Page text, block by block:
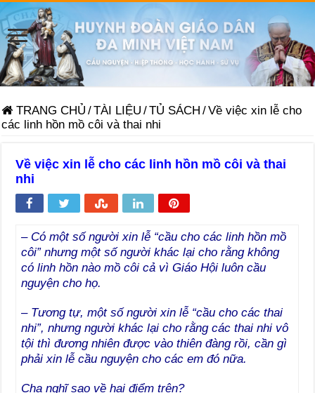
TRANG CHỦ /TÀI LIỆU /TỦ SÁCH /Về việc xin lễ cho
các linh hồn mồ côi và thai nhi
Về việc xin lễ cho các linh hồn mồ côi và thai
nhi
– Có một số người xin lễ “cầu cho các linh hồn mồ
côi” nhưng một số người khác lại cho rằng không
có linh hồn nào mồ côi cả vì Giáo Hội luôn cầu
nguyện cho họ.
– Tương tự, một số người xin lễ “cầu cho các thai
nhi”, nhưng người khác lại cho rằng các thai nhi vô
tội thì đương nhiên được vào thiên đàng rồi, cần gì
phải xin lễ cầu nguyện cho các em đó nữa.
Cha nghĩ sao về hai điểm trên?